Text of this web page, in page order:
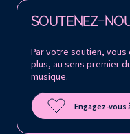
SOUTENEZ-
Par votre soutien, vous
plus, au sens premier
musique.
Engagez-vous
Retrouvez la Philharmonie